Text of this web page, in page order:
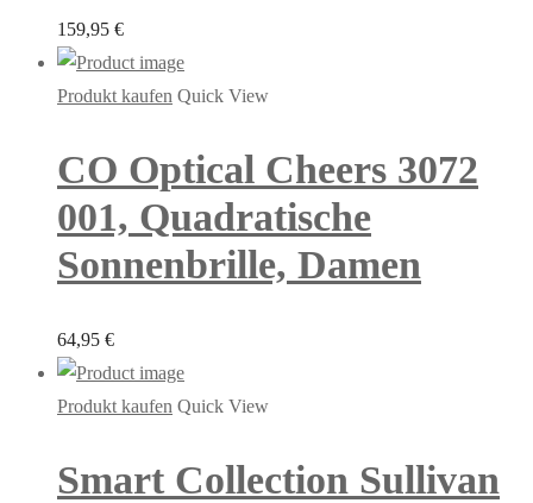
159,95 €
Produkt kaufen Quick View
CO Optical Cheers 3072
001, Quadratische
Sonnenbrille, Damen
64,95 €
Produkt kaufen Quick View
Smart Collection Sullivan